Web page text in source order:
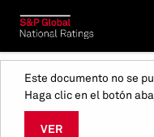
Este documento no se
Haga clic en el botón
VER